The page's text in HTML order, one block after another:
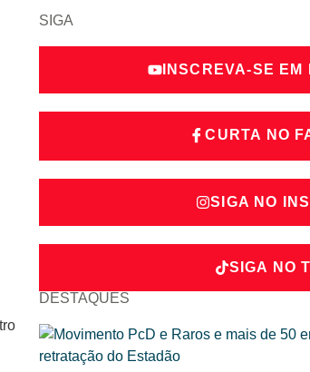
SIGA
INSCREVA-SE EM
CURTA NO
SIGA NO
SIGA NO
DESTAQUES